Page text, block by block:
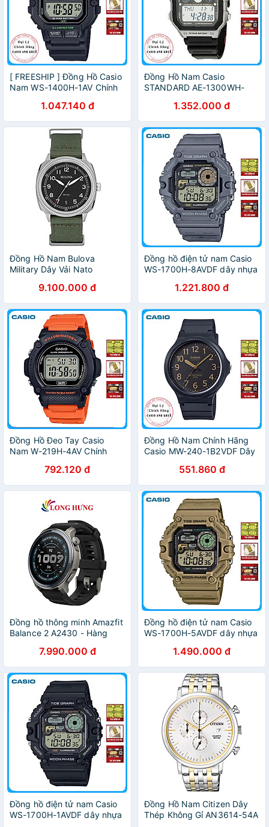
[ FREESHIP ] Đồng Hồ Casio
Nam WS-1400H-1AV Chính
1.047.140 đ
Đồng Hồ Nam Casio
STANDARD AE-1300WH-
1.352.000 đ
Đồng Hồ Nam Bulova
Military Dây Vải Nato
9.100.000 đ
Đồng hồ điện tử nam Casio
WS-1700H-8AVDF dây nhựa
1.221.800 đ
Đồng Hồ Đeo Tay Casio
Nam W-219H-4AV Chính
792.120 đ
Đồng Hồ Nam Chính Hãng
Casio MW-240-1B2VDF Dây
551.860 đ
Đồng hồ thông minh Amazfit
Balance 2 A2430 - Hàng
7.990.000 đ
Đồng hồ điện tử nam Casio
WS-1700H-5AVDF dây nhựa
1.490.000 đ
Đồng hồ điện tử nam Casio
WS-1700H-1AVDF dây nhựa
Đồng Hồ Nam Citizen Dây
Thép Không Gỉ AN3614-54A